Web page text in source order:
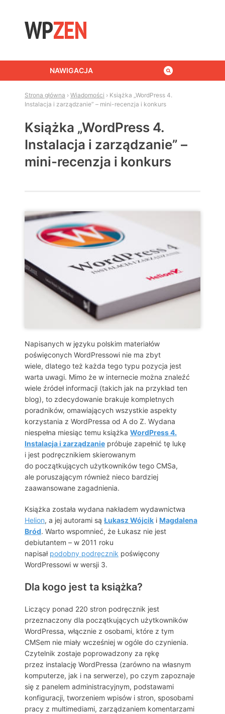
NAWIGACJA
Strona główna › Wiadomości › Książka „WordPress 4.
Instalacja i zarządzanie” – mini-recenzja i konkurs
Książka „WordPress 4.
Instalacja i zarządzanie” –
mini-recenzja i konkurs
Napisanych w języku polskim materiałów
poświęconych WordPressowi nie ma zbyt
wiele, dlatego też każda tego typu pozycja jest
warta uwagi. Mimo że w internecie można znaleźć
wiele źródeł informacji (takich jak na przykład ten
blog), to zdecydowanie brakuje kompletnych
poradników, omawiających wszystkie aspekty
korzystania z WordPressa od A do Z. Wydana
niespełna miesiąc temu książka WordPress 4.
Instalacja i zarządzanie próbuje zapełnić tę lukę
i jest podręcznikiem skierowanym
do początkujących użytkowników tego CMSa,
ale poruszającym również nieco bardziej
zaawansowane zagadnienia.
Książka została wydana nakładem wydawnictwa
Helion, a jej autorami są Łukasz Wójcik i Magdalena
Bród. Warto wspomnieć, że Łukasz nie jest
debiutantem – w 2011 roku
napisał podobny podręcznik poświęcony
WordPressowi w wersji 3.
Dla kogo jest ta książka?
Liczący ponad 220 stron podręcznik jest
przeznaczony dla początkujących użytkowników
WordPressa, włącznie z osobami, które z tym
CMSem nie miały wcześniej w ogóle do czynienia.
Czytelnik zostaje poprowadzony za rękę
przez instalację WordPressa (zarówno na własnym
komputerze, jak i na serwerze), po czym zapoznaje
się z panelem administracyjnym, podstawami
konfiguracji, tworzeniem wpisów i stron, sposobami
pracy z multimediami, zarządzaniem komentarzami